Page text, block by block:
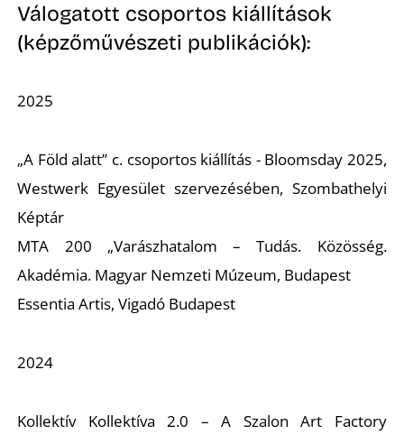
Válogatott csoportos kiállítások
(képzőművészeti publikációk):
2025
„A Föld alatt” c. csoportos kiállítás - Bloomsday 2025,
Westwerk Egyesület szervezésében, Szombathelyi
Képtár
MTA 200 „Varászhatalom – Tudás. Közösség.
Akadémia. Magyar Nemzeti Múzeum, Budapest
Essentia Artis, Vigadó Budapest
2024
Kollektív Kollektíva 2.0 – A Szalon Art Factory